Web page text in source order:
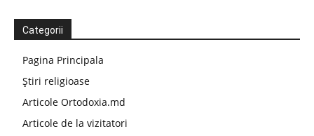
Categorii
Pagina Principala
Știri religioase
Articole Ortodoxia.md
Articole de la vizitatori